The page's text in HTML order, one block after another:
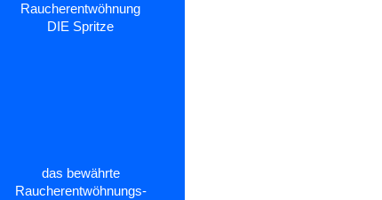
Raucherentwöhnung
DIE Spritze
das bewährte
Raucherentwöhnungs-